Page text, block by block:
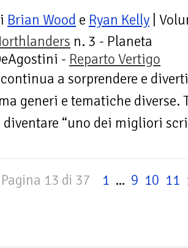
Brian Wood e Ryan Kelly |
n. 3 - Planeta
- Reparto Vertigo
a sorprendere e
generi e tematiche diverse.
diventare “uno dei migliori
Pagina 13 di 37 1 ... 9 10 11